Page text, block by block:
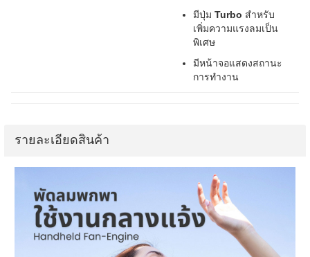
มีปุ่ม Turbo สำหรับ
เพิ่มความแรงลมเป็น
พิเศษ
มีหน้าจอแสดงสถานะ
การทำงาน
รายละเอียดสินค้า